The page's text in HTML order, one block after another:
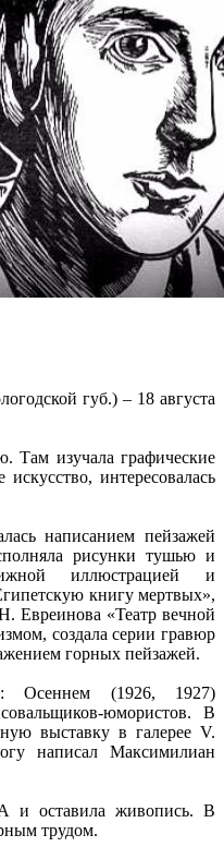
губ.) – 18 августа
Там изучала графические
интересовалась
написанием пейзажей
рисунки тушью и
иллюстрацией и
книгу мертвых»,
Евреинова «Театр вечной
создала серии гравюр
горных пейзажей.
Осеннем (1926, 1927)
юмористов. В
выставку в галерее V.
написал Максимилиан
и оставила живопись. В
трудом.